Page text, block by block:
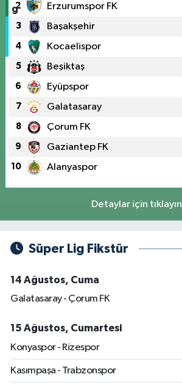
2 Erzurumspor FK
3 Başakşehir
4 Kocaelispor
5 Beşiktaş
6 Eyüpspor
7 Galatasaray
8 Çorum FK
9 Gaziantep FK
10 Alanyaspor
Detaylar için tıklayın
Süper Lig Fikstür
14 Ağustos, Cuma
Galatasaray - Çorum FK
15 Ağustos, Cumartesi
Konyaspor - Rizespor
Kasımpaşa - Trabzonspor